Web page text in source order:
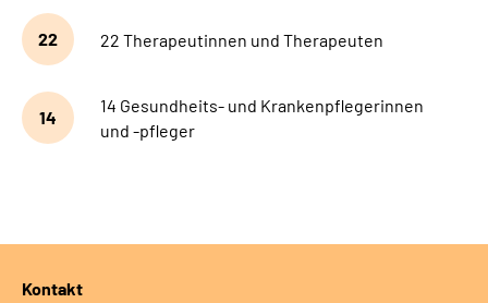
22 22 Therapeutinnen und Therapeuten
14
14 Gesundheits- und Krankenpflegerinnen
und -pfleger
Kontakt